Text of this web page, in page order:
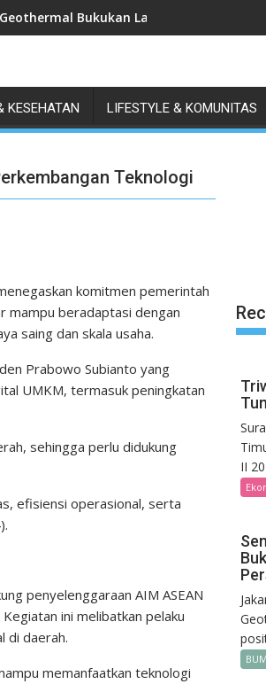
Bukukan Laba Bersih US$79,6,
KESEHATAN LIFESTYLE & KOMUNITAS
Teknologi
komitmen pemerintah
mampu beradaptasi dengan
saing dan skala usaha.
Prabowo Subianto yang
UMKM, termasuk peningkatan
sehingga perlu didukung
efisiensi operasional, serta
penyelenggaraan AIM ASEAN
ini melibatkan pelaku
di daerah.
memanfaatkan teknologi
II